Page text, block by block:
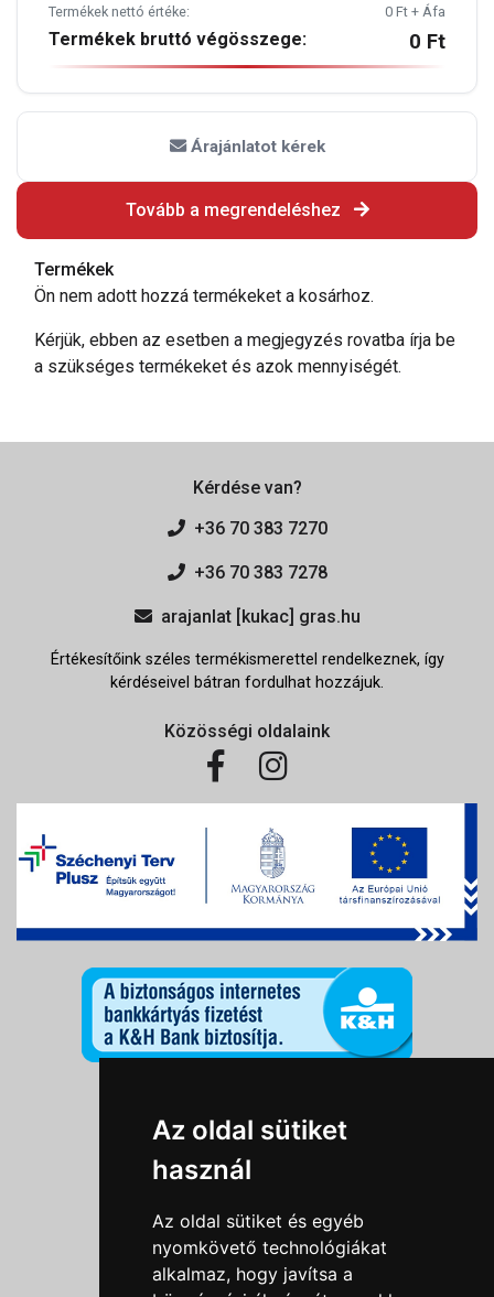
Az oldal sütiket
használ
Az oldal sütiket és egyéb
nyomkövető technológiákat
alkalmaz, hogy javítsa a
Termékek nettó értéke: 0 Ft + Áfa
Termékek bruttó végösszege: 0 Ft
Árajánlatot kérek
Tovább a megrendeléshez
Termékek
Ön nem adott hozzá termékeket a kosárhoz.
Kérjük, ebben az esetben a megjegyzés rovatba írja be
a szükséges termékeket és azok mennyiségét.
Kérdése van?
+36 70 383 7270
+36 70 383 7278
arajanlat [kukac] gras.hu
Értékesítőink széles termékismerettel rendelkeznek, így
kérdéseivel bátran fordulhat hozzájuk.
Közösségi oldalaink
Információk
Általános szerződési feltételek
Impresszum
Nyereményjáték szabály
Outlet nap nyereményjáték szabályzat